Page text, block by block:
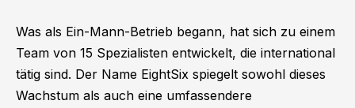
Was als Ein-Mann-Betrieb begann, hat sich zu einem
Team von 15 Spezialisten entwickelt, die international
tätig sind. Der Name EightSix spiegelt sowohl dieses
Wachstum als auch eine umfassendere